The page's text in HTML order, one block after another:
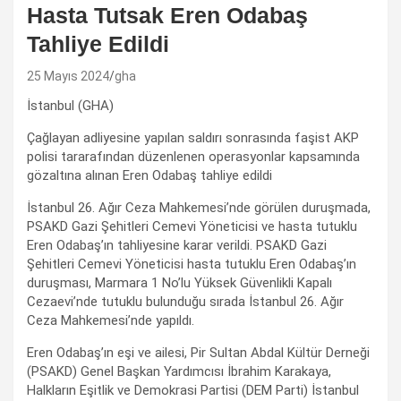
Hasta Tutsak Eren Odabaş
Tahliye Edildi
25 Mayıs 2024 gha
İstanbul (GHA)
Çağlayan adliyesine yapılan saldırı sonrasında faşist AKP
polisi tararafından düzenlenen operasyonlar kapsamında
gözaltına alınan Eren Odabaş tahliye edildi
İstanbul 26. Ağır Ceza Mahkemesi’nde görülen duruşmada,
PSAKD Gazi Şehitleri Cemevi Yöneticisi ve hasta tutuklu
Eren Odabaş’ın tahliyesine karar verildi. PSAKD Gazi
Şehitleri Cemevi Yöneticisi hasta tutuklu Eren Odabaş’ın
duruşması, Marmara 1 No’lu Yüksek Güvenlikli Kapalı
Cezaevi’nde tutuklu bulunduğu sırada İstanbul 26. Ağır
Ceza Mahkemesi’nde yapıldı.
Eren Odabaş’ın eşi ve ailesi, Pir Sultan Abdal Kültür Derneği
(PSAKD) Genel Başkan Yardımcısı İbrahim Karakaya,
Halkların Eşitlik ve Demokrasi Partisi (DEM Parti) İstanbul